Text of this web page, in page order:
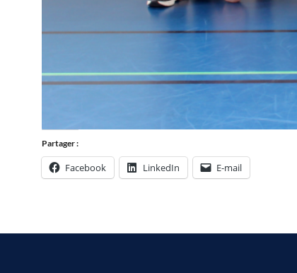
Partager :
Facebook LinkedIn E-mail